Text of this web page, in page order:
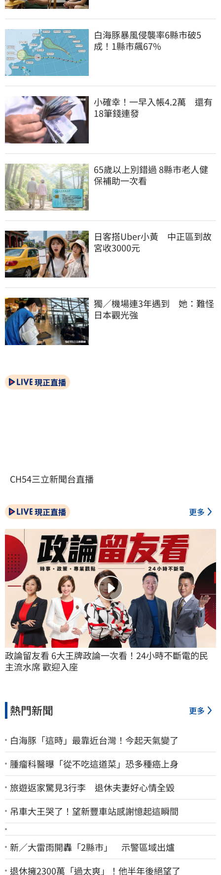
白海豚暴風侵襲率6縣市破5
成！1縣市飆67%
小確幸！一早入帳4.2萬　還有
18筆錢連發
65歲以上別錯過 8縣市老人健
保補助一次看
日客搭Uber小黃　中正區到故
宮收3000元
獨／機場連3年遇到　她：難怪
日本觀光強
現正直播
CH54三立新聞台直播
現正直播 更多
政論留友看 6大王牌政論一次看！24小時不斷電的民
主流水席 歡迎入座
熱門新聞 更多
白海豚「這時」最靠近台灣！今起天氣變了
腫瘤科醫曝「從不吃這道菜」恐多種癌上身
旅遊返家驚見3行李 退休夫妻好心情全毀
吊車大王哭了！望新豐車站感謝憶起這瞬間
新／大雷雨開轟「2縣市」 示警區域出爐
退休擁2300萬「過太爽」！他半年後絕望了